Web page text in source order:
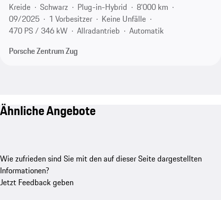
Kreide
Schwarz Plug-in-Hybrid
8'000 km
09/2025
1 Vorbesitzer
Keine Unfälle
470 PS / 346 kW
Allradantrieb
Automatik
Porsche Zentrum Zug
Ähnliche Angebote
Wie zufrieden sind Sie mit den auf dieser Seite dargestellten
Informationen?
Jetzt Feedback geben